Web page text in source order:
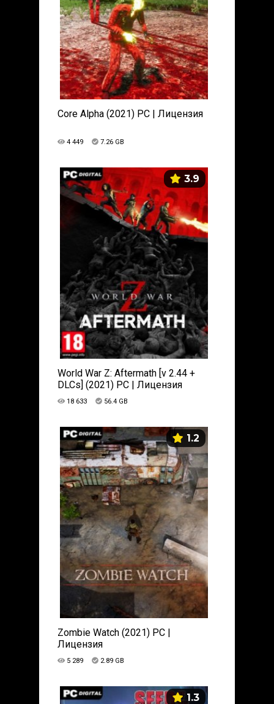
Core Alpha (2021) PC | Лицензия
4 449 7.26 GB
3.9
World War Z: Aftermath [v 2.44 +
DLCs] (2021) PC | Лицензия
18 633 56.4 GB
1.2
Zombie Watch (2021) PC |
Лицензия
5 289 2.89 GB
1.3